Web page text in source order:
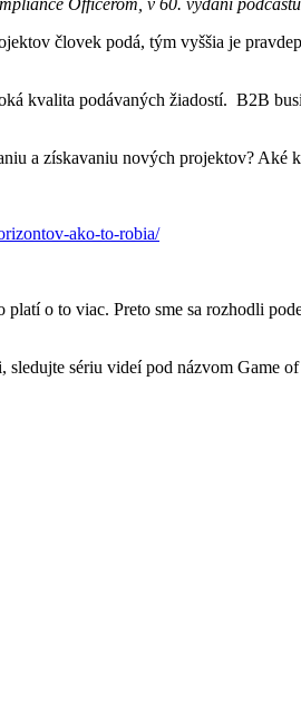
Officerom, v 60. vydaní
človek podá, tým vyššia je
kvalita podávaných žiadostí. B2B
a získavaniu nových projektov? Aké
ako-to-robia/
o to viac. Preto sme sa rozhodli
sériu videí pod názvom